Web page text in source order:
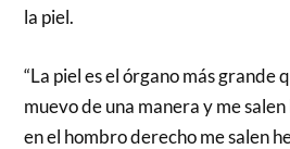
la piel.
“La piel es el órgano más grande
muevo de una manera y me
en el hombro derecho me salen